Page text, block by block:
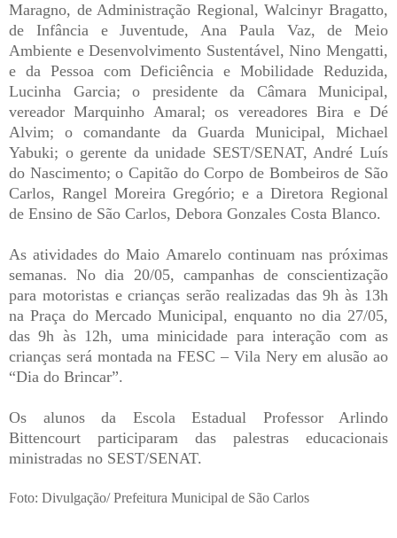
Maragno, de Administração Regional, Walcinyr Bragatto,
de Infância e Juventude, Ana Paula Vaz, de Meio
Ambiente e Desenvolvimento Sustentável, Nino Mengatti,
e da Pessoa com Deficiência e Mobilidade Reduzida,
Lucinha Garcia; o presidente da Câmara Municipal,
vereador Marquinho Amaral; os vereadores Bira e Dé
Alvim; o comandante da Guarda Municipal, Michael
Yabuki; o gerente da unidade SEST/SENAT, André Luís
do Nascimento; o Capitão do Corpo de Bombeiros de São
Carlos, Rangel Moreira Gregório; e a Diretora Regional
de Ensino de São Carlos, Debora Gonzales Costa Blanco.
As atividades do Maio Amarelo continuam nas próximas
semanas. No dia 20/05, campanhas de conscientização
para motoristas e crianças serão realizadas das 9h às 13h
na Praça do Mercado Municipal, enquanto no dia 27/05,
das 9h às 12h, uma minicidade para interação com as
crianças será montada na FESC – Vila Nery em alusão ao
“Dia do Brincar”.
Os alunos da Escola Estadual Professor Arlindo
Bittencourt participaram das palestras educacionais
ministradas no SEST/SENAT.
Foto: Divulgação/ Prefeitura Municipal de São Carlos